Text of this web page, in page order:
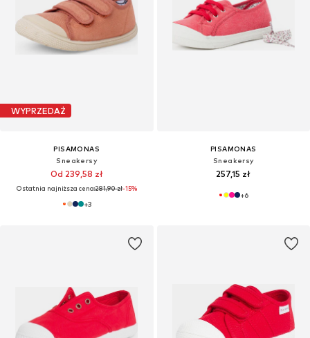
WYPRZEDAŻ
PISAMONAS
Sneakersy
Od 239,58 zł
Ostatnia najniższa cena:281,90 zł-15%
+3
PISAMONAS
Sneakersy
257,15 zł
+6